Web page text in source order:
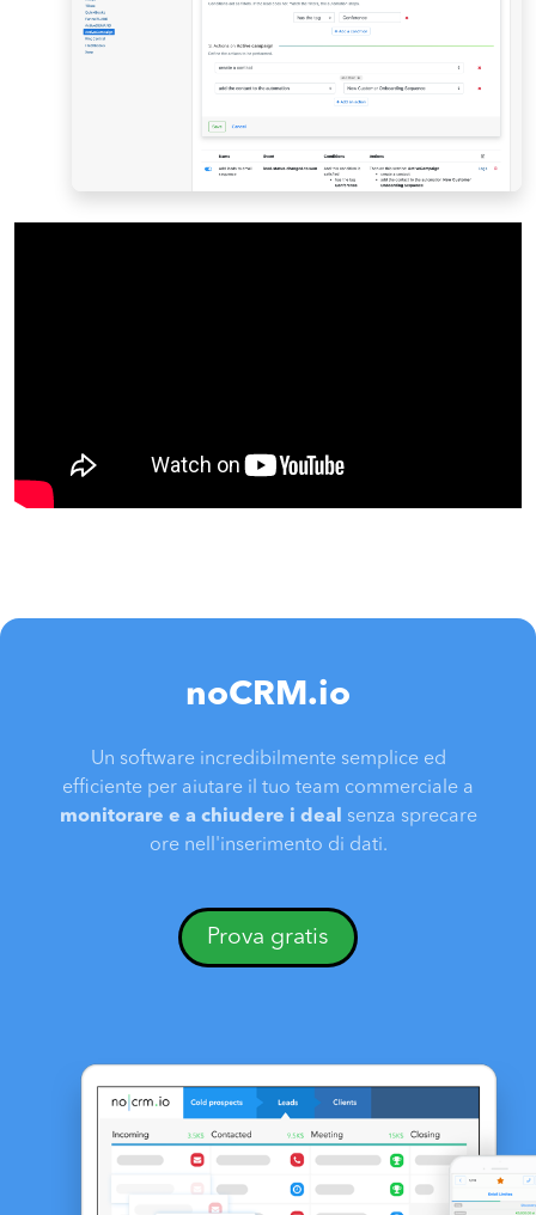
noCRM.io
Un software incredibilmente semplice ed
efficiente per aiutare il tuo team commerciale a
monitorare e a chiudere i deal
senza sprecare
ore nell'inserimento di dati.
Prova gratis